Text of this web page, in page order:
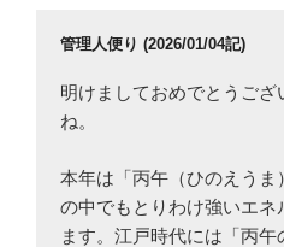
管理人便り (2026/01/04記)
明けましておめでとうご
ね。
本年は「丙午（ひのえうま
の中でもとりわけ強いエ
ます。江戸時代には「丙